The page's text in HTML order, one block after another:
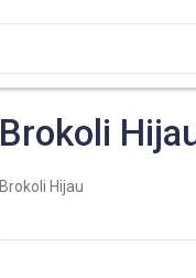
Brokoli
Brokoli Hijau